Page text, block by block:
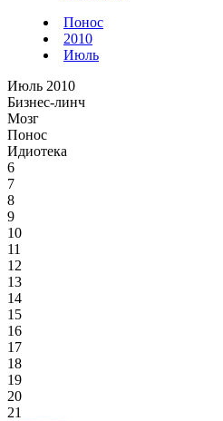
Понос
2010
Июль
Июль 2010
Бизнес-линч
Мозг
Понос
Идиотека
6
7
8
9
10
11
12
13
14
15
16
17
18
19
20
21